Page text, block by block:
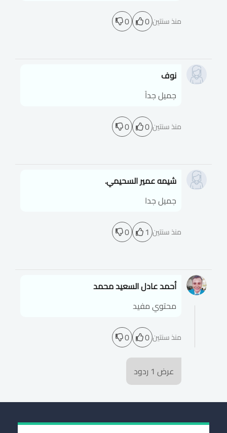
منذ سنتين 0
0
نوف
جميل جداً
منذ سنتين 0
0
شيمه عمير السحيمي.
جميل جدا
منذ سنتين 1
0
أحمد عادل السعيد محمد
محتوي مفيد
منذ سنتين 0
0
عرض 1 ردود